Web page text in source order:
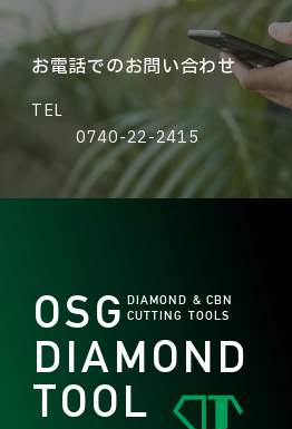
お電話でのお問い合わせ
TEL
0740-22-2415
OSG
DIAMOND
TOOL
DIAMOND & CBN
CUTTING TOOLS